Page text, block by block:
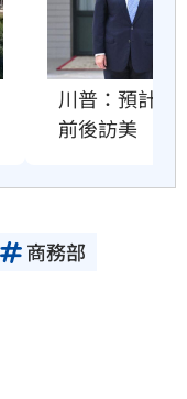
川普：預計習
前後訪美
商務部